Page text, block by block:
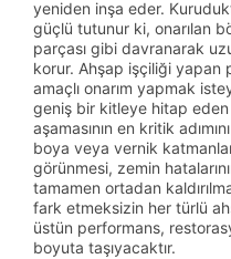
yeniden inşa eder.
güçlü tutunur ki, onarılan
parçası gibi davranarak
korur. Ahşap işçiliği yapan
amaçlı onarım yapmak
geniş bir kitleye hitap eden
aşamasının en kritik
boya veya vernik
görünmesi, zemin
tamamen ortadan
fark etmeksizin her türlü
üstün performans,
boyuta taşıyacaktır.